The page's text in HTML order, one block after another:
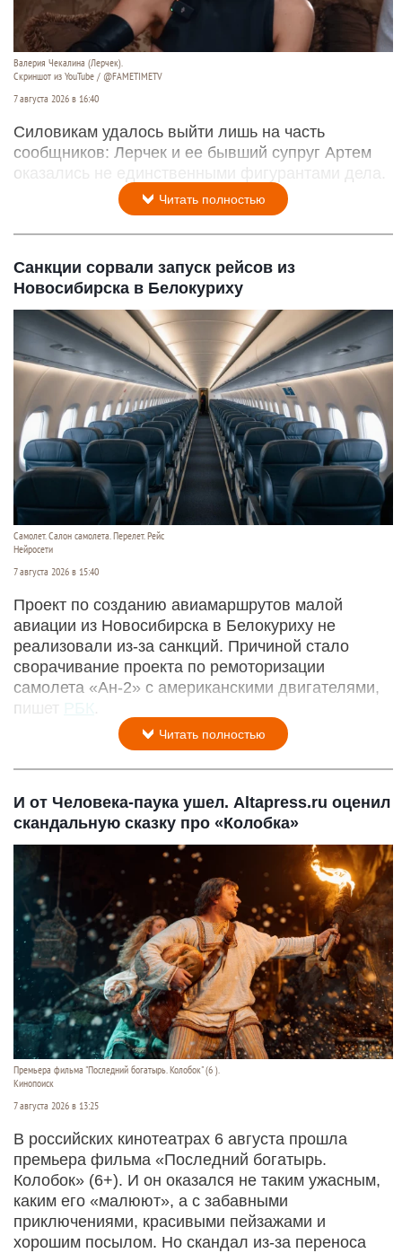
Валерия Чекалина (Лерчек).
Скриншот из YouTube / @FAMETIMETV
7 августа 2026 в 16:40
Силовикам удалось выйти лишь на часть
сообщников: Лерчек и ее бывший супруг Артем
оказались не единственными фигурантами дела.
Читать полностью
Санкции сорвали запуск рейсов из
Новосибирска в Белокуриху
Самолет. Салон самолета. Перелет. Рейс
Нейросети
7 августа 2026 в 15:40
Проект по созданию авиамаршрутов малой
авиации из Новосибирска в Белокуриху не
реализовали из-за санкций. Причиной стало
сворачивание проекта по ремоторизации
самолета «Ан-2» с американскими двигателями,
пишет РБК
Читать полностью
И от Человека-паука ушел. Altapress.ru оценил
скандальную сказку про «Колобка»
Премьера фильма "Последний богатырь. Колобок" (6 ).
Кинопоиск
7 августа 2026 в 13:25
В российских кинотеатрах 6 августа прошла
премьера фильма «Последний богатырь.
Колобок» (6+). И он оказался не таким ужасным,
каким его «малюют», а с забавными
приключениями, красивыми пейзажами и
хорошим посылом. Но скандал из-за переноса